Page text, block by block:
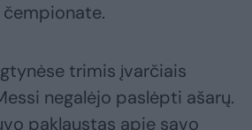
trimis įvarčiais
negalėjo paslėpti ašarų.
paklaustas apie savo